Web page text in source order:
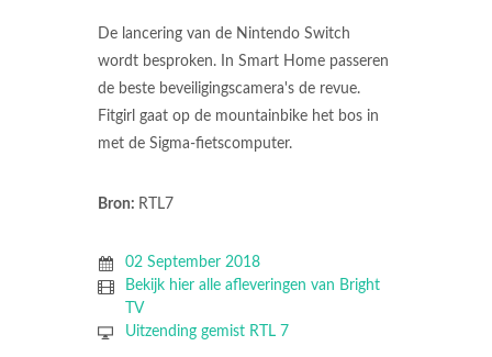
De lancering van de Nintendo Switch
wordt besproken. In Smart Home passeren
de beste beveiligingscamera's de revue.
Fitgirl gaat op de mountainbike het bos in
met de Sigma-fietscomputer.
Bron: RTL7
02 September 2018
Bekijk hier alle afleveringen van Bright
TV
Uitzending gemist RTL 7